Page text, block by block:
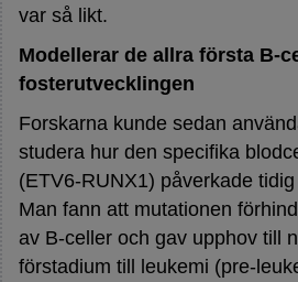
var så likt.
Modellerar de allra första B-
fosterutvecklingen
Forskarna kunde sedan
studera hur den specifika
(ETV6-RUNX1) påverkade
Man fann att mutationen
av B-celler och gav upphov till
förstadium till leukemi (pre-